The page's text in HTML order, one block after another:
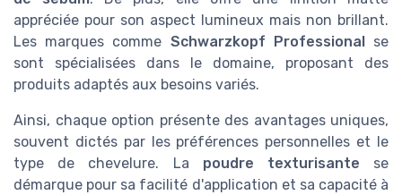
appréciée pour son aspect lumineux mais non brillant.
Les marques comme Schwarzkopf Professionalse
sont spécialisées dans le domaine, proposant des
produits adaptés aux besoins variés.
Ainsi, chaque option présente des avantages uniques,
souvent dictés par les préférences personnelles et le
type de chevelure. La poudre texturisante se
démarque pour sa facilité d'application et sa capacité à